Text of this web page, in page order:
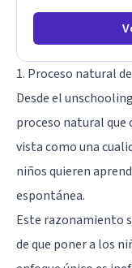
1. Proceso natural
Desde el
proceso natural que
vista como una
niños quieren
espontánea.
Este razonamiento
de que poner a los